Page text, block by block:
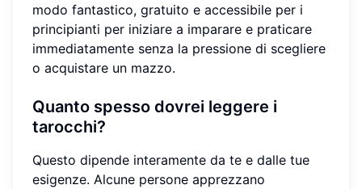
modo fantastico, gratuito e accessibile per i
principianti per iniziare a imparare e praticare
immediatamente senza la pressione di scegliere
o acquistare un mazzo.
Quanto spesso dovrei leggere i
tarocchi?
Questo dipende interamente da te e dalle tue
esigenze. Alcune persone apprezzano